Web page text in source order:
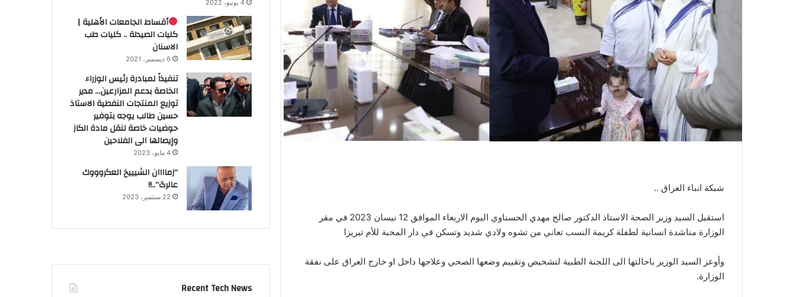
شبكة انباء العراق ..
استقبل السيد وزير الصحة الاستاذ الدكتور صالح مهدي الحسناوي اليوم الاربعاء الموافق 12 نيسان 2023 في مقر
الوزارة مناشدة انسانية لطفلة كريمة النسب تعاني من تشوه ولادي شديد وتسكن في دار المحبة للأم تيريزا
وأوعز السيد الوزير باحالتها الى اللجنة الطبية لتشخيص وتقييم وضعها الصحي وعلاجها داخل او خارج العراق على نفقة
الوزارة.
4 يونيو، 2022
أقساط الجامعات الأهلية |
كليات الصيدلة .. كليات طب
الاسنان
6 ديسمبر، 2021
تنفيذاً لمبادرة رئيس الوزراء
الخاصة بدعم المزارعين… مدير
توزيع المنتجات النفطية الاستاذ
حسين طالب يوجه بتوفير
حوضيات خاصة لنقل مادة الكاز
وإيصالها الى الفلاحين
4 مايو، 2023
“زماااان الشيييخ العگروووك
عالرگ”..!!
22 سبتمبر، 2023
Recent Tech News